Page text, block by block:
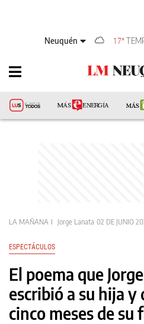
Neuquén 17°
LA MAÑANA Jorge Lanata 02 DE JUNIO
ESPECTÁCULOS
El poema que
escribió a su hija y
cinco meses de